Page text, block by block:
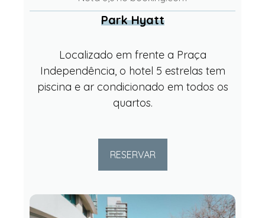
Park Hyatt
Localizado em frente a Praça
Independência, o hotel 5 estrelas tem
piscina e ar condicionado em todos os
quartos.
RESERVAR